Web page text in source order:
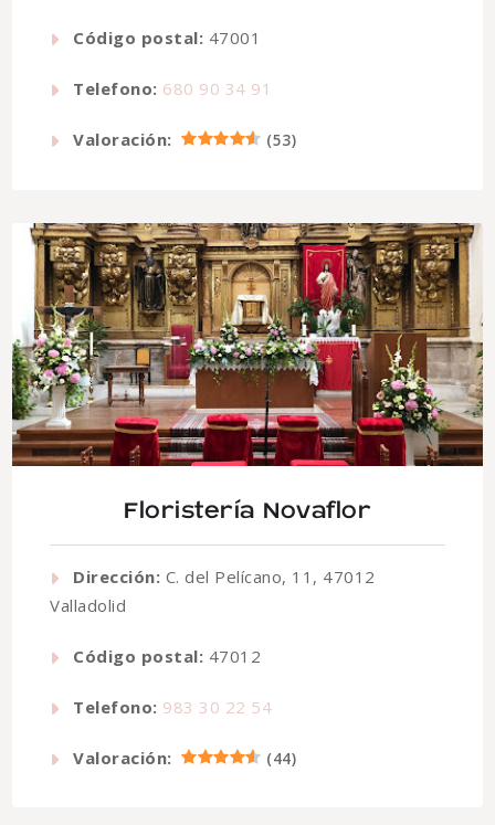
Código postal: 47001
Telefono: 680 90 34 91
Valoración: (53)
Floristería Novaflor
Dirección: C. del Pelícano, 11, 47012
Valladolid
Código postal: 47012
Telefono: 983 30 22 54
Valoración: (44)